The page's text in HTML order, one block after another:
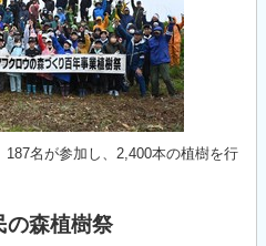
名が参加し、2,400本の植樹を行
の森植樹祭